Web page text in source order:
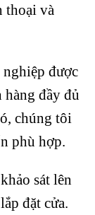
thoại và
được
hàng đầy đủ
chúng tôi
phù hợp.
sát lên
đặt cửa.